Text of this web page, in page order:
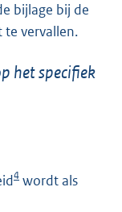
bijlage bij de
te vervallen.
het specifiek
4 wordt als